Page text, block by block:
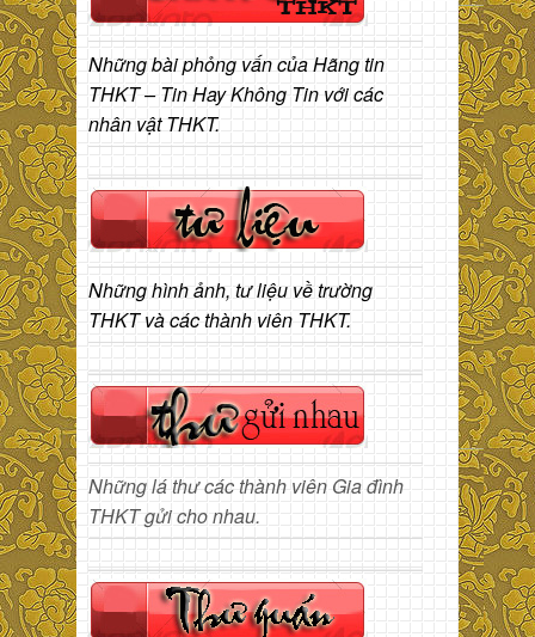
Những bài phỏng vấn của Hãng tin
THKT – Tin Hay Không Tin với các
nhân vật THKT.
Những hình ảnh, tư liệu về trường
THKT và các thành viên THKT.
Những lá thư các thành viên Gia đình
THKT gửi cho nhau.